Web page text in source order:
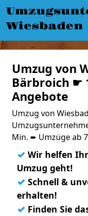
Wiesbaden
Umzug von
Bärbroich ☛
Angebote
Umzug von
Min. ➨ Umzüge ab
✓ Wir helfen
Umzug geht!
✓ Schnell &
erhalten!
✓ Finden Sie